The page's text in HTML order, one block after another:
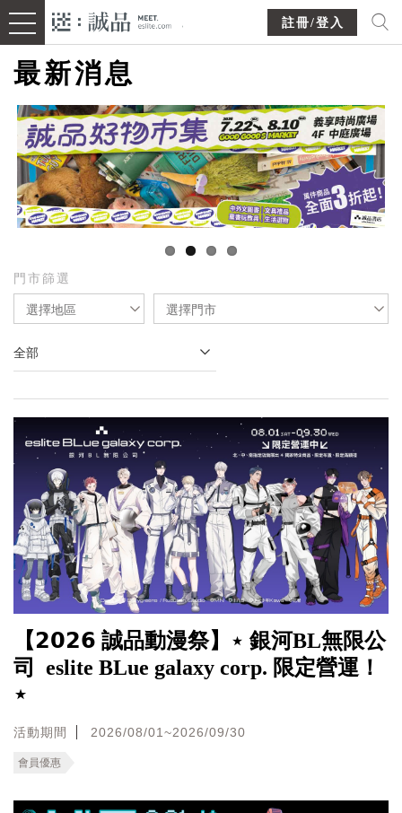
註冊/登入
最新消息
門市篩選
選擇地區 選擇門市
全部
【𝟮𝟬𝟮𝟲 誠品動漫祭】⋆ 銀河BL無限公
司 eslite BLue galaxy corp. 限定營運！
⋆
活動期間 2026/08/01~2026/09/30
會員優惠